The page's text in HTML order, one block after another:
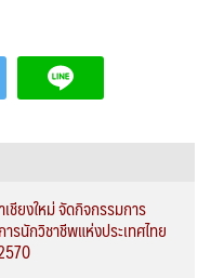
ชียงใหม่ จัดกิจกรรมการ
รนักวิชาชีพแห่งประเทศไทย